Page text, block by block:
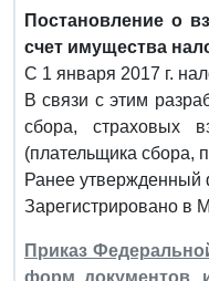
Постановление о
счет имущества
С 1 января 2017 г.
В связи с этим
сбора, страховых
(плательщика сбора,
Ранее утвержденный
Зарегистрировано в
Приказ
форм документов,